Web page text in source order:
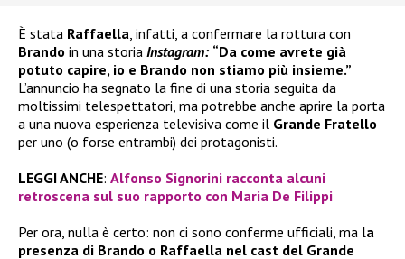
È stata Raffaella , infatti, a confermare la rottura con
Brando in una storia Instagram: “Da come avrete già
potuto capire, io e Brando non stiamo più insieme.”
L’annuncio ha segnato la fine di una storia seguita da
moltissimi telespettatori, ma potrebbe anche aprire la porta
a una nuova esperienza televisiva come il Grande Fratello
per uno (o forse entrambi) dei protagonisti.
LEGGI ANCHE: Alfonso Signorini racconta alcuni
retroscena sul suo rapporto con Maria De Filippi
Per ora, nulla è certo: non ci sono conferme ufficiali, ma la
presenza di Brando o Raffaella nel cast del Grande